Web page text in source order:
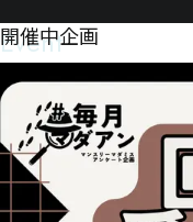
Event
開催中企画